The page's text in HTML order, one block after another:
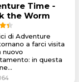
Time -
the Worm
di Adventure
a farci visita
nuovo
in questa